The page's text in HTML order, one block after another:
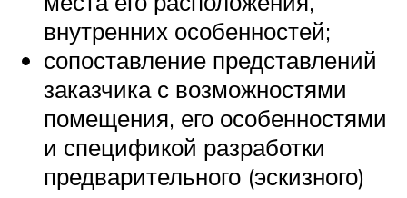
внутренних особенностей;
сопоставление представлений
заказчика с возможностями
помещения, его особенностями
и спецификой разработки
предварительного (эскизного)